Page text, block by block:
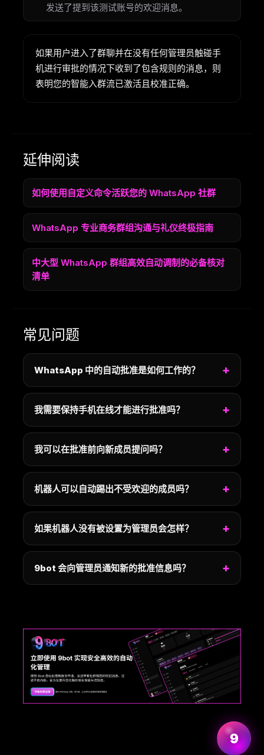
发送了提到该测试账号的欢迎消息。
如果用户进入了群聊并在没有任何管理员触碰手
机进行审批的情况下收到了包含规则的消息，则
表明您的智能入群流已激活且校准正确。
延伸阅读
如何使用自定义命令活跃您的 WhatsApp 社群
WhatsApp 专业商务群组沟通与礼仪终极指南
中大型 WhatsApp 群组高效自动调制的必备核对
清单
常见问题
WhatsApp 中的自动批准是如何工作的？
我需要保持手机在线才能进行批准吗？
我可以在批准前向新成员提问吗？
机器人可以自动踢出不受欢迎的成员吗？
如果机器人没有被设置为管理员会怎样？
9bot 会向管理员通知新的批准信息吗？
9